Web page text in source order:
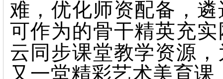
难，优化师资配备，
可作为的骨干精英充
云同步课堂教学资源
又一堂精彩艺术美育